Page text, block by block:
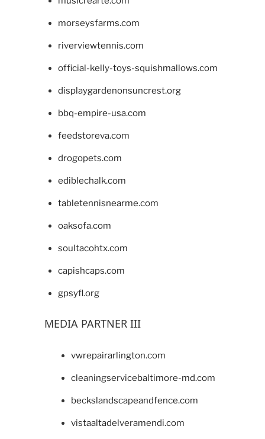
morseysfarms.com
riverviewtennis.com
official-kelly-toys-squishmallows.com
displaygardenonsuncrest.org
bbq-empire-usa.com
feedstoreva.com
drogopets.com
ediblechalk.com
tabletennisnearme.com
oaksofa.com
soultacohtx.com
capishcaps.com
gpsyfl.org
MEDIA PARTNER III
vwrepairarlington.com
cleaningservicebaltimore-md.com
beckslandscapeandfence.com
vistaaltadelveramendi.com